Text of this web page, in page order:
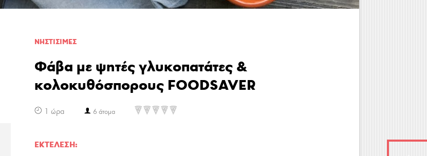
ΝΗΣΤΙΣΙΜΕΣ
Φάβα με ψητές γλυκοπατάτες &
κολοκυθόσπορους FOODSAVER
1 ώρα 6 άτομα
ΕΚΤΈΛΕΣΗ: